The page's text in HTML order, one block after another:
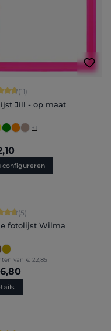
waardering van 4.73
(11)
Jill - op maat
+1
configureren
waardering van 4.8 van
(5)
fotolijst Wilma
van € 22,85